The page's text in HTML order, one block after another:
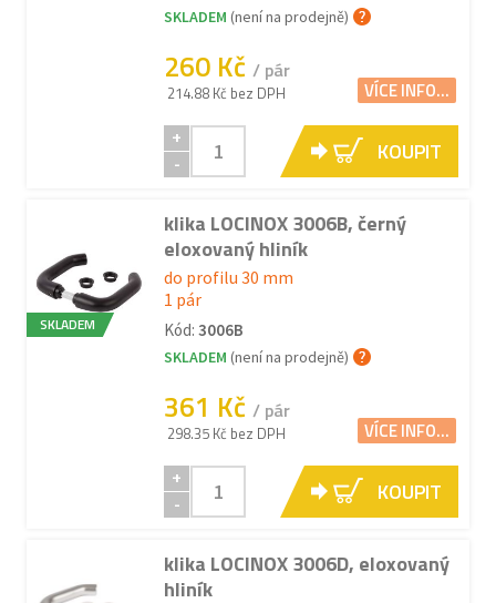
SKLADEM (není na prodejně)
260 Kč / pár
214.88 Kč bez DPH VÍCE INFO...
+
-
KOUPIT
SKLADEM
klika LOCINOX 3006B, černý
eloxovaný hliník
do profilu 30 mm
1 pár
Kód: 3006B
SKLADEM (není na prodejně)
361 Kč / pár
298.35 Kč bez DPH VÍCE INFO...
+
-
KOUPIT
klika LOCINOX 3006D, eloxovaný
hliník